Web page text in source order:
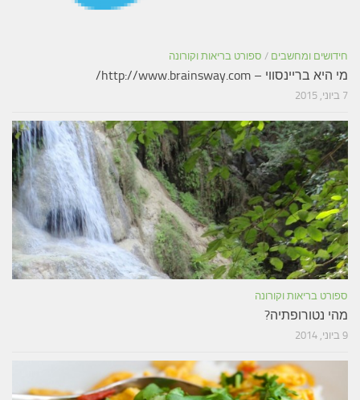
חידושים ומחשבים / ספורט בריאות וקורונה
מי היא בריינסווי – http://www.brainsway.com/
7 ביוני, 2015
ספורט בריאות וקורונה
מהי נטורופתיה?
9 ביוני, 2014